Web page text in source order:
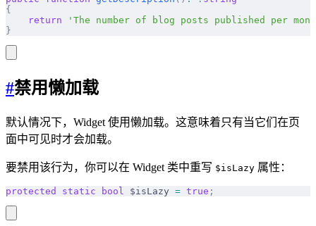
{
    return
'The number of blog posts published per
}
#禁用懒加载
默认情况下，Widget 使用懒加载。这意味着只有当它们在页
面中可见时才会加载。
要禁用该行为，你可以在 Widget 类中重写 $isLazy 属性：
protected static bool $isLazy = true ;